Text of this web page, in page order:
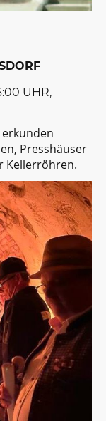
UHR,
Presshäuser
Kellerröhren.